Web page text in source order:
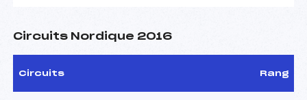
Circuits Nordique 2016
Circuits Rang